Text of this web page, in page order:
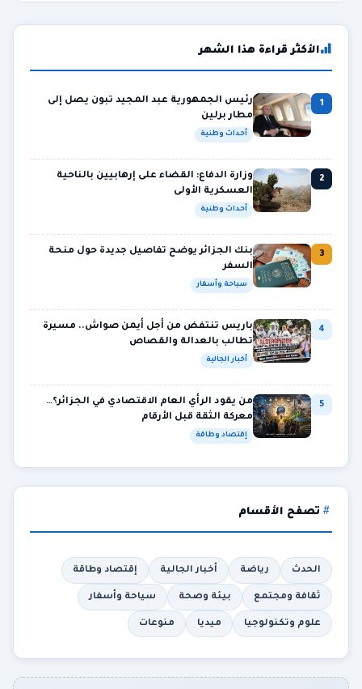
الأكثر قراءة هذا الشهر
1
رئيس الجمهورية عبد المجيد تبون يصل إلى
مطار برلين
أحداث وطنية
2
وزارة الدفاع: القضاء على إرهابيين بالناحية
العسكرية الأولى
أحداث وطنية
3
بنك الجزائر يوضح تفاصيل جديدة حول منحة
السفر
سياحة وأسفار
4
باريس تنتفض من أجل أيمن صواش.. مسيرة
تطالب بالعدالة والقصاص
أخبار الجالية
5
من يقود الرأي العام الاقتصادي في الجزائر؟…
معركة الثقة قبل الأرقام
إقتصاد وطاقة
تصفح الأقسام
الحدث رياضة أخبار الجالية إقتصاد وطاقة
ثقافة ومجتمع بيئة وصحة سياحة وأسفار
علوم وتكنولوجيا ميديا منوعات